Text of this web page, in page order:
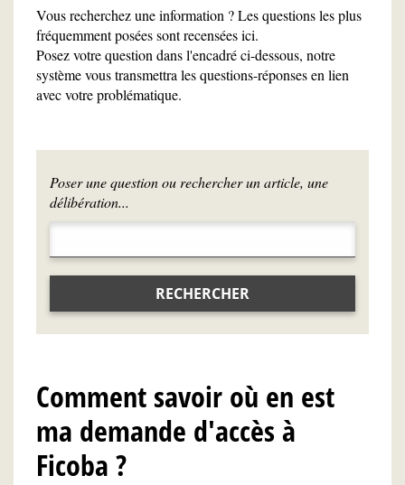
Vous recherchez une information ? Les questions les plus
fréquemment posées sont recensées ici.
Posez votre question dans l'encadré ci-dessous, notre
système vous transmettra les questions-réponses en lien
avec votre problématique.
Poser une question ou rechercher un article, une
délibération...
RECHERCHER
Comment savoir où en est
ma demande d'accès à
Ficoba ?